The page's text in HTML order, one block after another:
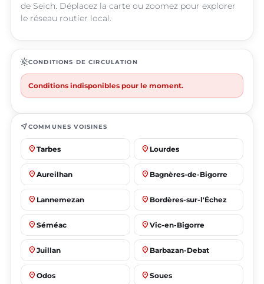
de Seich. Déplacez la carte ou zoomez pour explorer
le réseau routier local.
routineCONDITIONS DE CIRCULATION
Conditions indisponibles pour le moment.
near_meCOMMUNES VOISINES
place Tarbes place Lourdes
place Aureilhan place Bagnères-de-Bigorre
place Lannemezan place Bordères-sur-l'Échez
place Séméac place Vic-en-Bigorre
place Juillan place Barbazan-Debat
place Odos place Soues